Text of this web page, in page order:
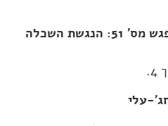
פורום השכלה גבוהה: מפגש מס' 51: הנגשת השכלה
עלי